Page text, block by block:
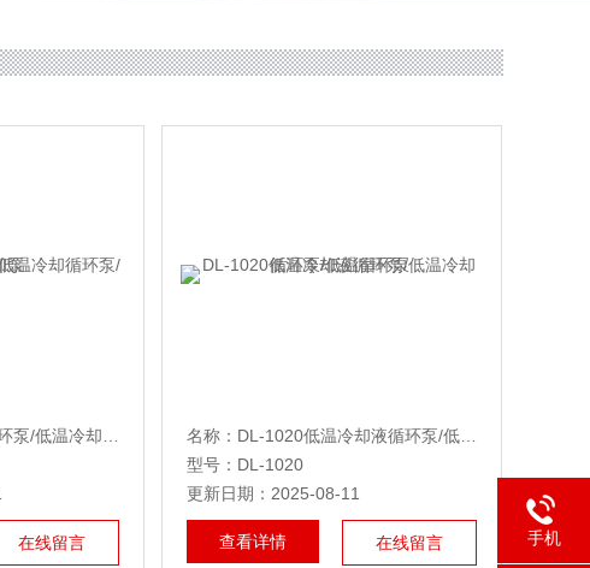
在线留言
型号：DL-1020
更新日期：2025-08-11
查看详情 在线留言 手机